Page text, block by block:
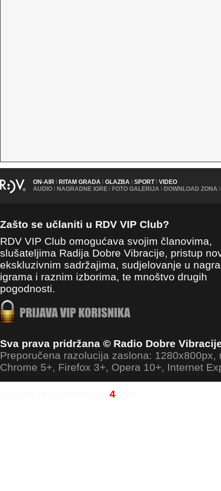
ON-AIR | RITAM GRADA | GLAZBA | SPORT | VIDEO
AUDIO | NAGRADNE IGRE | FOTO GALERIJA | DOWNLOAD ZONA |
Zašto se učlaniti u RDV VIP Club?
RDV VIP Club omogućava svojim članovima,
slušateljima Radija Dobre Vibracije, pristup
ekskluzivnim sadržajima, sudjelovanje u
igrama i raznim izborima, te mnoštvo drugih
pogodnosti.
Sva prava pridržana © Radio Dobre
Preporučena razolucija zaslona: 1280x800px,
Chrome 5+, Firefox 3+, Opera 10+, Internet
4